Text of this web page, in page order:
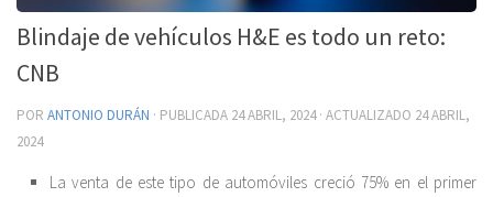
Blindaje de vehículos H&E es todo un reto:
CNB
POR ANTONIO DURÁN · PUBLICADA 24 ABRIL, 2024· ACTUALIZADO 24 ABRIL,
2024
La venta de este tipo de automóviles creció 75% en el primer